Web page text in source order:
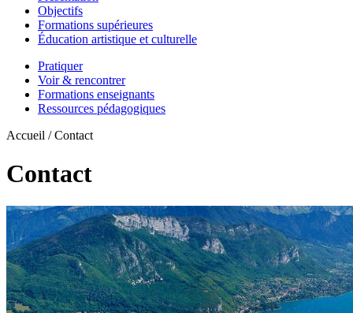
Objectifs
Formations supérieures
Éducation artistique et culturelle
Pratiquer
Voir & rencontrer
Formations enseignants
Ressources pédagogiques
Accueil / Contact
Contact